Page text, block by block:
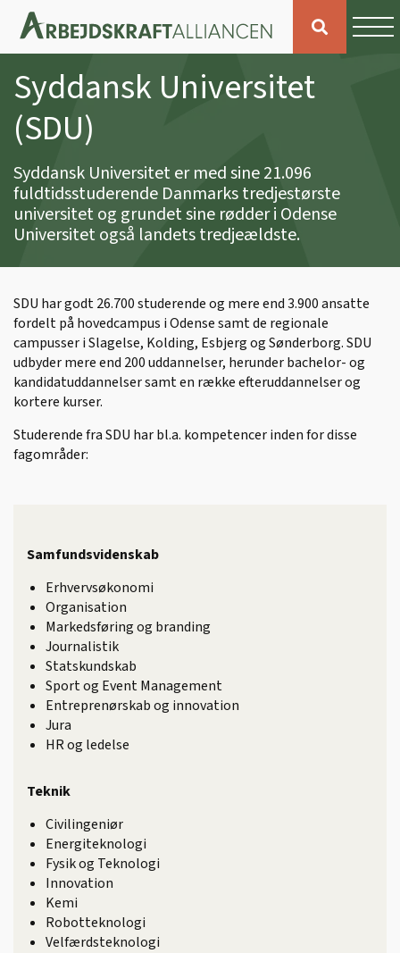
Syddansk Universitet
(SDU)
Syddansk Universitet er med sine 21.096
fuldtidsstuderende Danmarks tredjestørste
universitet og grundet sine rødder i Odense
Universitet også landets tredjeældste.
SDU har godt 26.700 studerende og mere end 3.900 ansatte
fordelt på hovedcampus i Odense samt de regionale
campusser i Slagelse, Kolding, Esbjerg og Sønderborg. SDU
udbyder mere end 200 uddannelser, herunder bachelor- og
kandidatuddannelser samt en række efteruddannelser og
kortere kurser.
Studerende fra SDU har bl.a. kompetencer inden for disse
fagområder:
Samfundsvidenskab
Erhvervsøkonomi
Organisation
Markedsføring og branding
Journalistik
Statskundskab
Sport og Event Management
Entreprenørskab og innovation
Jura
HR og ledelse
Teknik
Civilingeniør
Energiteknologi
Fysik og Teknologi
Innovation
Kemi
Robotteknologi
Velfærdsteknologi